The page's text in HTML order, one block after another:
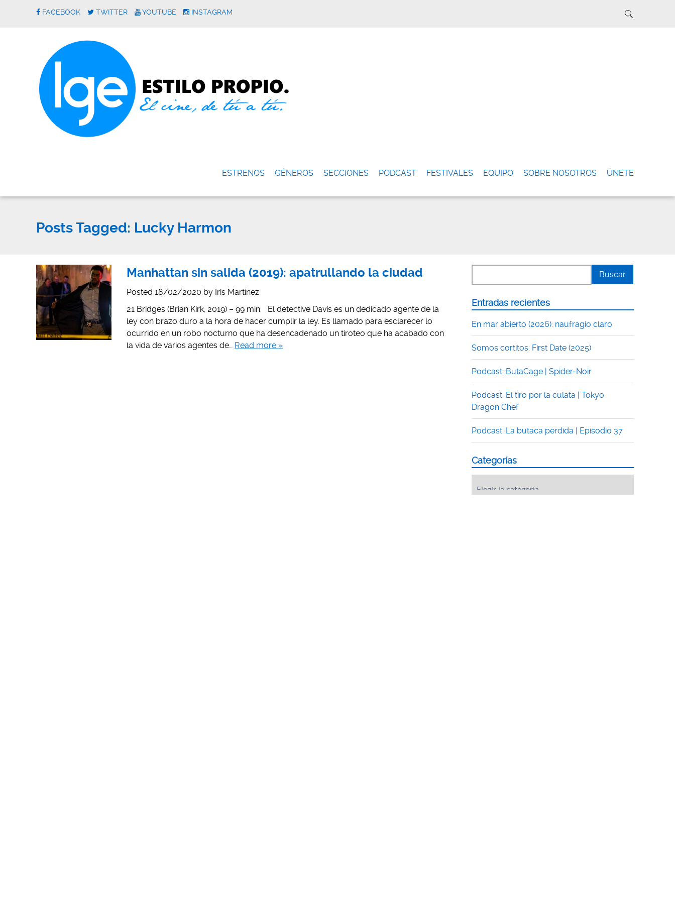
FACEBOOK TWITTER YOUTUBE INSTAGRAM
ESTRENOS GÉNEROS SECCIONES PODCAST FESTIVALES EQUIPO SOBRE NOSOTROS ÚNETE
Posts Tagged: Lucky Harmon
Manhattan sin salida (2019): apatrullando la ciudad
Posted 18/02/2020 by Iris Martínez
21 Bridges (Brian Kirk, 2019) – 99 min. El detective Davis es un dedicado agente de la
ley con brazo duro a la hora de hacer cumplir la ley. Es llamado para esclarecer lo
ocurrido en un robo nocturno que ha desencadenado un tiroteo que ha acabado con
la vida de varios agentes de… Read more »
Entradas recientes
En mar abierto (2026): naufragio claro
Somos cortitos: First Date (2025)
Podcast: ButaCage | Spider-Noir
Podcast: El tiro por la culata | Tokyo
Dragon Chef
Podcast: La butaca perdida | Episodio 37
Categorías